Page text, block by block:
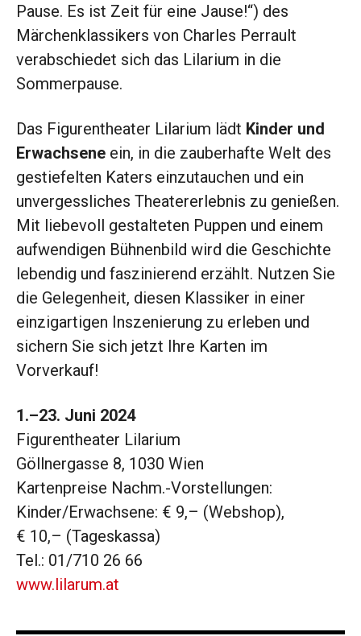
Pause. Es ist Zeit für eine Jause!“) des
Märchenklassikers von Charles Perrault
verabschiedet sich das Lilarium in die
Sommerpause.
Das Figurentheater Lilarium lädt Kinder und
Erwachsene ein, in die zauberhafte Welt des
gestiefelten Katers einzutauchen und ein
unvergessliches Theatererlebnis zu genießen.
Mit liebevoll gestalteten Puppen und einem
aufwendigen Bühnenbild wird die Geschichte
lebendig und faszinierend erzählt. Nutzen Sie
die Gelegenheit, diesen Klassiker in einer
einzigartigen Inszenierung zu erleben und
sichern Sie sich jetzt Ihre Karten im
Vorverkauf!
1.–23. Juni 2024
Figurentheater Lilarium
Göllnergasse 8, 1030 Wien
Kartenpreise Nachm.-Vorstellungen:
Kinder/Erwachsene: € 9,– (Webshop),
€ 10,– (Tageskassa)
Tel.: 01/710 26 66
www.lilarum.at